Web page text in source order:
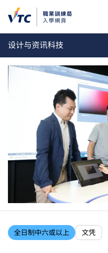
设计与资讯科技
全日制中六或以上 文凭